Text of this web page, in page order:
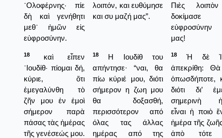
᾿Ολοφέρνης· πίε
δὴ καὶ γενήθητι
μεθ᾿ ἡμῶν εἰς
εὐφροσύνην.
λοιπόν, και ευθύμησε
και συ μαζή μας”.
Πιὲς
δοκίμασε
εὐφροσύνην
μας!
18
καὶ εἶπεν
᾿Ιουδίθ· πίομαι δή,
κύριε, ὅτι
ἐμεγαλύνθη τὸ
ζῆν μου ἐν ἐμοὶ
σήμερον παρὰ
πάσας τὰς ἡμέρας
τῆς γενέσεώς μου.
18
Η Ιουδίθ του
απήντησε· “ναι, θα
πίω κύριέ μου, διότι
σήμερον η ζωη μου
θα δοξασθή,
περισσότερον από
όλας τας άλλας
ημέρας από της
18
Ἡ δὲ
ἀπεκρίθη:
ὁπωσδήποτε,
διότι δι’
σημερινὴ
εἶναι ἡ ποιὸ
ἡμέρα τῆς
ἀπὸ τότε